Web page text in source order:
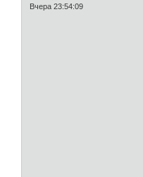
Вчера 23:54:09